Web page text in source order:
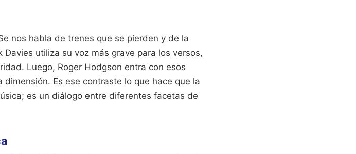
nos habla de trenes que se pierden y de la
utiliza su voz más grave para los versos,
Luego, Roger Hodgson entra con esos
Es ese contraste lo que hace que la
es un diálogo entre diferentes facetas de